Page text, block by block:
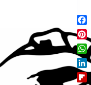
F
a
c
e
b
o
P
i
n
t
W
h
a
L
i